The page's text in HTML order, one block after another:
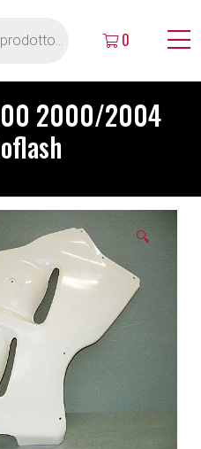
0
2000/2004
🔍